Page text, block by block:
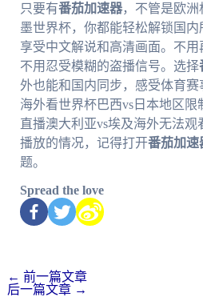
只要有番茄加速器，不管是欧洲
墨世界杯，你都能轻松解锁国内
享受中文解说和高清画面。不
不用忍受模糊的盗播信号。选择
外也能和国内同步，感受体育
海外看世界杯巴西vs日本地区
直播澳大利亚vs埃及海外无法观
播放的情况，记得打开番茄加速
题。
Spread the love
← 前一篇文章
后一篇文章 →